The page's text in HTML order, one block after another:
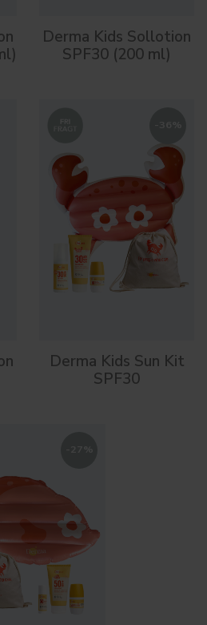
Derma Kids Sollotion
SPF30 (200 ml)
Derma Kids Sun Kit
SPF30